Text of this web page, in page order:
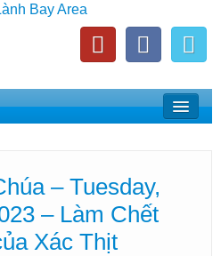
Bay Area
California
– Tuesday,
– Làm Chết
Xác Thịt